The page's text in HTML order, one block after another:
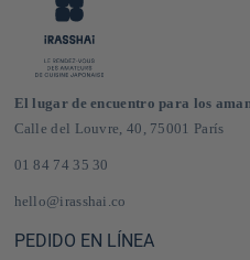
El lugar de encuentro para los
Calle del Louvre, 40, 75001 París
01 84 74 35 30
hello@irasshai.co
PEDIDO EN LÍNEA